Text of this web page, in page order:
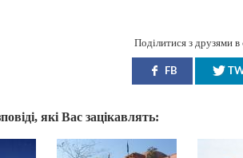
Поділитися з друзями
FB
які Вас зацікавлять: